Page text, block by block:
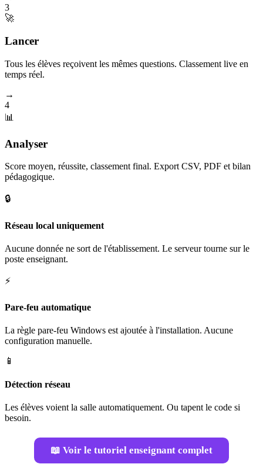
3
🚀
Lancer
Tous les élèves reçoivent les mêmes questions. Classement live en
temps réel.
→
4
📊
Analyser
Score moyen, réussite, classement final. Export CSV, PDF et bilan
pédagogique.
🔒
Réseau local uniquement
Aucune donnée ne sort de l'établissement. Le serveur tourne sur le
poste enseignant.
⚡
Pare-feu automatique
La règle pare-feu Windows est ajoutée à l'installation. Aucune
configuration manuelle.
📱
Détection réseau
Les élèves voient la salle automatiquement. Ou tapent le code si
besoin.
📖 Voir le tutoriel enseignant complet